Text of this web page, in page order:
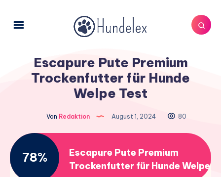
Escapure Pute Premium
Trockenfutter für Hunde
Welpe Test
Von Redaktion August 1, 2024 80
78%
Escapure Pute Premium
Trockenfutter für Hunde Welpe